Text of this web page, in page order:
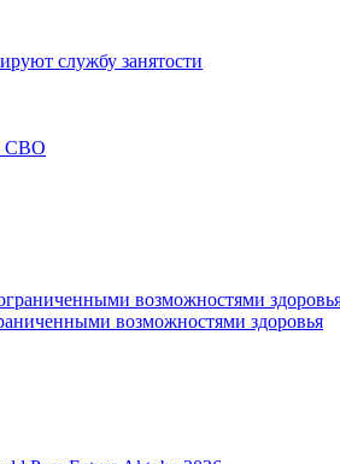
службу занятости
СВО
возможностями здоровья